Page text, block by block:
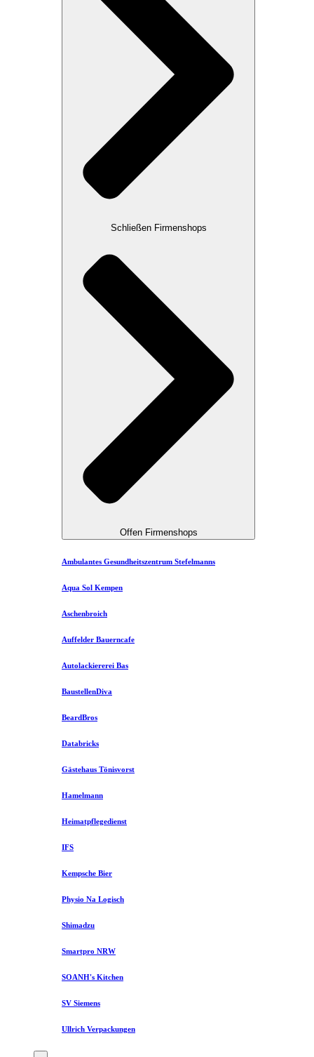
Schließen Firmenshops
Offen Firmenshops
Ambulantes Gesundheitszentrum Stefelmanns
Aqua Sol Kempen
Aschenbroich
Auffelder Bauerncafe
Autolackiererei Bas
BaustellenDiva
BeardBros
Databricks
Gästehaus Tönisvorst
Hamelmann
Heimatpflegedienst
IFS
Kempsche Bier
Physio Na Logisch
Shimadzu
Smartpro NRW
SOANH's Kitchen
SV Siemens
Ullrich Verpackungen